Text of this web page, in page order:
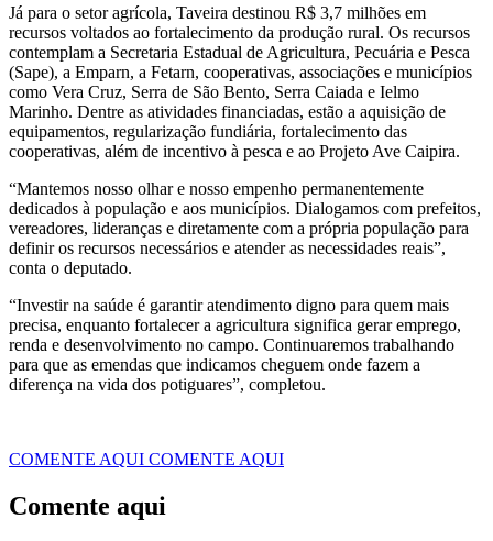
Já para o setor agrícola, Taveira destinou R$ 3,7 milhões em
recursos voltados ao fortalecimento da produção rural. Os recursos
contemplam a Secretaria Estadual de Agricultura, Pecuária e Pesca
(Sape), a Emparn, a Fetarn, cooperativas, associações e municípios
como Vera Cruz, Serra de São Bento, Serra Caiada e Ielmo
Marinho. Dentre as atividades financiadas, estão a aquisição de
equipamentos, regularização fundiária, fortalecimento das
cooperativas, além de incentivo à pesca e ao Projeto Ave Caipira.
“Mantemos nosso olhar e nosso empenho permanentemente
dedicados à população e aos municípios. Dialogamos com prefeitos,
vereadores, lideranças e diretamente com a própria população para
definir os recursos necessários e atender as necessidades reais”,
conta o deputado.
“Investir na saúde é garantir atendimento digno para quem mais
precisa, enquanto fortalecer a agricultura significa gerar emprego,
renda e desenvolvimento no campo. Continuaremos trabalhando
para que as emendas que indicamos cheguem onde fazem a
diferença na vida dos potiguares”, completou.
COMENTE AQUI COMENTE AQUI
Comente aqui